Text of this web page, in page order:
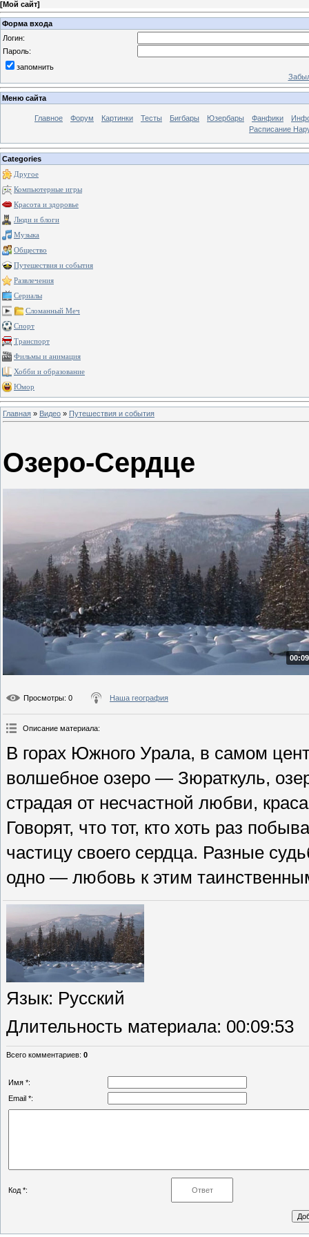
[Мой сайт]
Форма входа
Логин:
Пароль:
запомнить
Меню сайта
Главное Форум Картинки Тесты Бигбары Юзербары Фанфики
Расписание
Categories
Другое
Компьютерные игры
Красота и здоровье
Люди и блоги
Музыка
Общество
Путешествия и события
Развлечения
Сериалы
Сломанный Меч
Спорт
Транспорт
Фильмы и анимация
Хобби и образование
Юмор
Главная » Видео » Путешествия и события
Озеро-Сердце
Просмотры: 0 Наша география
Описание материала:
В горах Южного Урала, в самом
волшебное озеро — Зюраткуль,
страдая от несчастной любви,
Говорят, что тот, кто хоть раз
частицу своего сердца. Разные
одно — любовь к этим
Язык: Русский
Длительность материала: 00:09:53
Всего комментариев: 0
Имя *:
Email *:
Код *: